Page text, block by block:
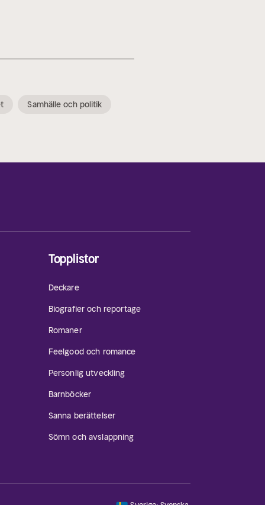
Samhälle och politik
Topplistor
Deckare
Biografier och reportage
Romaner
Feelgood och romance
Personlig utveckling
Barnböcker
Sanna berättelser
Sömn och avslappning